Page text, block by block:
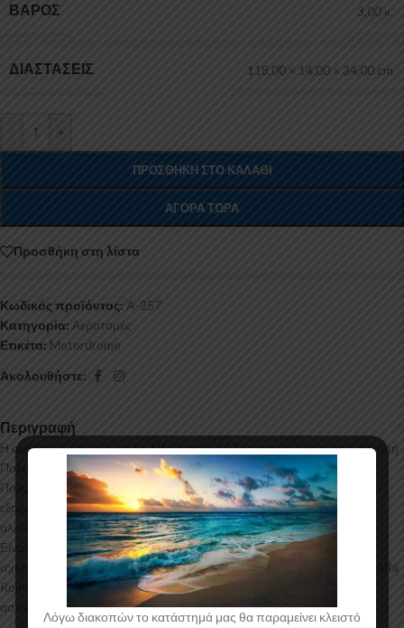
ΒΆΡΟΣ 3,00 κ.
ΔΙΑΣΤΆΣΕΙΣ 118,00 × 14,00 × 34,00 cm
- +
ΠΡΟΣΘΉΚΗ ΣΤΟ ΚΑΛΆΘΙ
ΑΓΟΡΆ ΤΏΡΑ
Προσθήκη στη λίστα
Κωδικός προϊόντος: A-257
Κατηγορία: Αεροτομές
Ετικέτα: Motordrome
Ακολουθήστε:
Περιγραφή
Η αεροτομή οροφής για το Alfa Romeo 147 κατασκευάζεται από σκληρή
Πολυουρεθάνη υψηλής πιέσεως και ΟΧΙ από πολυεστέρα. Η
Πολυουρεθάνη είναι ένα πιο ανθεκτικό και ακριβό υλικό με εύκολη και
εξαιρετική εφαρμογή. Όλες οι αεροτομές παράγονται σε καλούπια
αλουμινίου για αυξημένη ποιότητα και αντοχή στη μαζική παραγωγή.
Είναι ελεγμένα για ανθεκτικότητα σε υψηλές θερμοκρασίες και έχουν
σχεδιαστεί με την καλύτερη λεπτομέρεια. Η αεροτομή οροφής για το Alfa
Romeo 147 έρχεται στο χρώμα του υλικού. Το προϊόν θα πρέπει να
ασταρωθεί και στη συνέχεια να βαφτεί στο χρώμα της επιλογής σας.
Λόγω διακοπών το κατάστημά μας θα παραμείνει κλειστό